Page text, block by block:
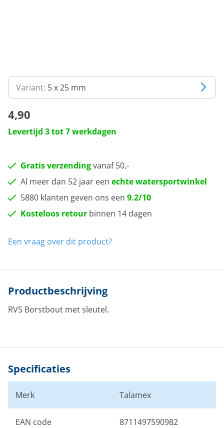
Variant: 5 x 25 mm
4,90
Levertijd 3 tot 7 werkdagen
Gratis verzendingvanaf 50,-
Al meer dan 52 jaar een echte watersportwinkel
5880 klanten geven ons een 9.2/10
Kosteloos retour binnen 14 dagen
Een vraag over dit product?
Productbeschrijving
RVS Borstbout met sleutel.
Specificaties
Merk Talamex
EAN code 8711497590982